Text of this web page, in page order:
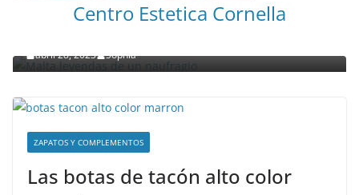
Centro Estetica Cornella
abril 28, 2023 Sophia
ZAPATOS Y COMPLEMENTOS
Las botas de tacón alto color